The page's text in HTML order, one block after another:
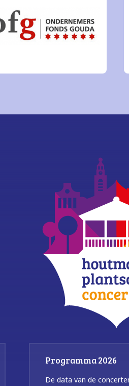
Programma 2026
De data van de